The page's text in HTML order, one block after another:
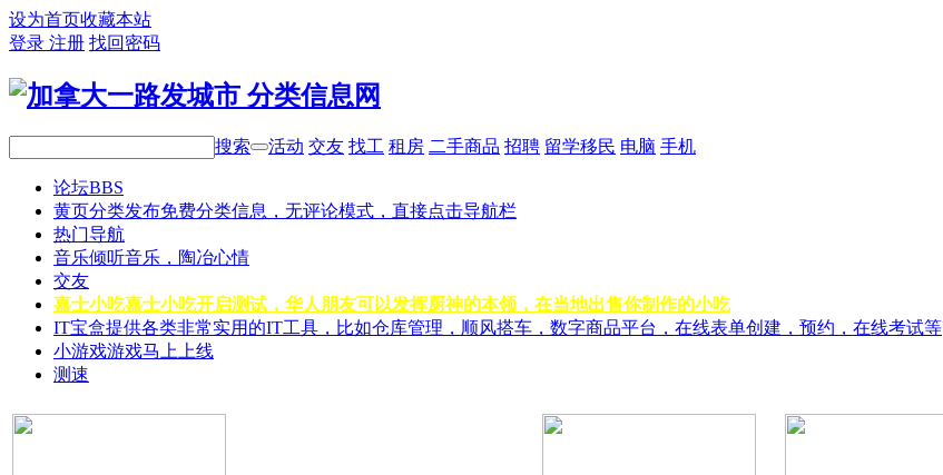
设为首页收藏本站
登录 注册 找回密码
搜索 活动 交友 找工 租房 二手商品 招聘 留学移民 电脑 手机
论坛BBS
黄页分类发布免费分类信息，无评论模式，直接点击导航栏
热门导航
音乐倾听音乐，陶冶心情
交友
嘉士小吃嘉士小吃开启测试，华人朋友可以发挥厨神的本领，在当地出售你制作的小吃
IT宝盒提供各类非常实用的IT工具，比如仓库管理，顺风搭车，数字商品平台，在线表单创建，预约，在线考试等
小游戏游戏马上上线
测速